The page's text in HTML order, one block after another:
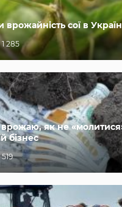
сої в
1 285
як не
бізнес
519